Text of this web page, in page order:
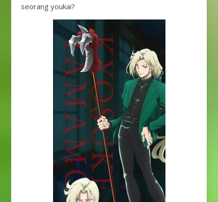
seorang youkai?